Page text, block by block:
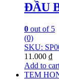
ĐẦU
0 out of 5
(0)
SKU:
11.000 ₫
Add to
TEM